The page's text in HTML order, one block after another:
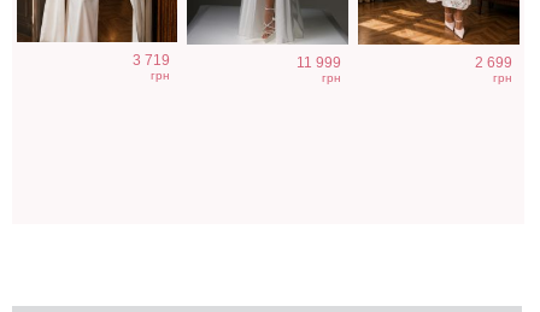
3 719
грн
11 999
грн
2 699
грн